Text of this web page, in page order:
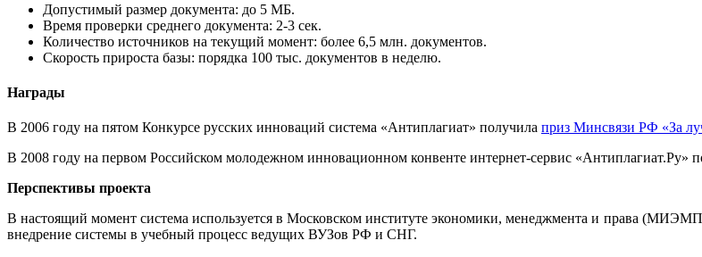
Допустимый размер документа: до 5 МБ.
Время проверки среднего документа: 2-3 сек.
Количество источников на текущий момент: более 6,5 млн. документов.
Скорость прироста базы: порядка 100 тыс. документов в неделю.
Награды
В 2006 году на пятом Конкурсе русских инноваций система «Антиплагиат» получила приз Минсвязи РФ «За
В 2008 году на первом Российском молодежном инновационном конвенте интернет-сервис «Антиплагиат.Ру»
Перспективы проекта
В настоящий момент система используется в Московском институте экономики, менеджмента и права
внедрение системы в учебный процесс ведущих ВУЗов РФ и СНГ.